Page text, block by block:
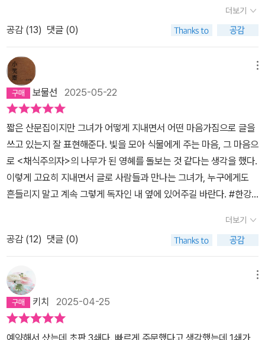
을 가늠하며 거울을 조정해주고 나중엔 햇빛을 더 주기 위해 거울을
계속 들인다^^ '햇빛이 드는 정원은...... 너무 아름다워서 가슴이 무
지근할 때도 있다.'(108쪽, 4월 1일의 일기 중에서)왜 안 그렇겠어요.
요즘 책 읽기보다 정원과 텃밭에서 보내는 시간이 더 많아진 나도 일
교차가 크고 바람이 잦아진 요즘 날씨 때문에 정원을 바라보기 좋은
현관 데크에 나가지 못해 아주 몸이 달아있다. 가만히 앉아 바라만 봐
도 정말 가슴이 꽉 차오르는 느낌을 받을 때가 한 두 번이 아니다. 데
크에 앉아 있으면 아무 것도 하고 싶지 않고 그저 바라만 보고 있어도
시간이 훌쩍 지나간다. 심지어 혼자 있는 시간엔 식사도 거기서 할 정
도다. 처음 이 집으로 이사 오고 만 3 년 동안 시행착오를 겪으며 숱하
게 심었던 나무와 꽃과 식물들이 지난 겨울 눈 속에서 모두 살아남아
세력을 확장하고 있다. 최소한으로만 심었는데도 3 년이 넘은 지금
확장세가 무서울 정도인 화초들도 있다. 그런데 한 강 작가의 글에서
이런 일상을 접하게 되었고 거기다 음지에서도 잘 자라는 호스타, 맥
던 잎이 우수수 떨어져가는 모습을 바라보는 건 힘에 겹다. 식물이라
도 안타깝다. 제발 살아줘! 간절히 바라게 된다. 하지만 다음 해, 무슨
일이 있었냐는 듯이 다시 잎을 피워내고 꽃송이를 달아준다. 청단풍
과 라일락도 제법 키가 자랐다. 벌레에 더위에 고생하던 나무들이 해
은 밝음뿐만이 아니라 따스함까지 지니게 되니, 그때서야 비로소 봄
이 오게 될 것이다.우리 마음에 빛을, 또 우리 마음을 빛으로 다른 사
람의 마음으로, 그리고 그 마음들을 실로 연결해서 따스한 우리 사회
가 되도록...책장을 덮은 순간 아쉬움, 아니 다시 읽어야겠다는 마
음. 책의 마지막 글 제목이 '더 살아낸 뒤'인데, 한강 작가는 글쓰기로
'인생을 꽉 껴안아보았'고, '아주 깊게, 진하게 / 사람들을 만났'다고
'충분히 살아냈'(166쪽)다고 하는데...그렇다면 나는 글쓰기가 아닌
글읽기로 더 살아낸 뒤 한강 작가와 같은 말을 할 수 있도록 해야겠다
는 다짐을 하고.마음에 빛이 들어오는 듯한 느낌, 실로 누군가와 또는
무엇인가와 연결되는 듯한 느낌, 그런 느낌을 주는 책. 글들.
책이 15,000원이다. 페이지수를 세는 정도가 아니라 글자의 갯수를
세어야겠다. 문지, 너무하지 않습니까. 5. 그럼에도 불구하고. 한강
진 축복’이라는 찬사는 2001년 김훈의 『칼의 노래』에 동인문학상을
수여하며 동인문학상 심사위원들(박완서, 유종호, 이청준, 김주영, 김
화영, 이문열, 정과리)이 한 찬사인데, 슬쩍 빌려다 써 본다. ‘한국문장
에 벼락같이 쏟아진 축복’이라고. 이렇게 섬세하고 아름다운 한국어
문장이라니. 6. 노벨문학상 수상 강연문의 한 구절 “인간의 참혹과
존엄 사이에서, 두 벼랑 사이를 잇는 불가능한 허공의 길을 건너려면
죽은 자들의 도움이 필요했다.”(p.20)라는 구절을 읽었다. 한강은 그
죽은 자들에게 “내 몸의 감각과 감정과 생명을 빌려드리는 것”으로
그들의 언어를 기록한다. 이미 너무나 유명해져 버린 한강의 경구 역
가 현재를 돕고 있다고, 죽은 자들이 산 자를 구하고 있다고 느낀 순간
들이 있었다”(p.19) 7. 아마도 『작별하지 않는다』를 출간한 뒤에, 작
가가 쓴 일기에 가까운 글 「출간 후에」첫 장은 한강이 이 소설을 얼마
나 힘들게 썼는지에 대한 기록이다. 누가 시켜서 하는 거라면 이렇게
못하지 싶게. 그 모든 고통과 인내 속에서도 작가는 쓰고 싶었기에 썼
을 것이고, 써야만 했었기에 썼을 것이다. 그리고 이 구절, 더 이상
작가와 함께 짙은 질문들을 주워 담고 깊게 호흡하면서 변화되고 성
장하게 한다. 책이 그러하다. 누군가의 사소한 일상을 기록한 글에서
지나치듯 흘려보내지 못하고 글쓴이가 경험한 일상을 통해 함께 사유
의 장으로 초대된다. 경계가 없는 공간으로 초대되고 그 공간에서 경
험한 기록들을 두 손으로 조심스럽게 모아서 흘려보내지 않으려고 애
쓰면서 긴 시간을 공들여 읽은 책이며 글이다.어린 소녀가 기록한 사
랑에 대한 질문과 답을 쉽사리 지나치지 못한 시가 등장한다. 시인의
어린 시절의 시와 진정성이 너무나도 청명해서 좋았다. 사랑이 무엇
인지 질문하지 않는 사람들도 많은 시대이다. 더 플랫폼 2를 보고 글
을 기록하면서 어린 시인이 정의한 사랑이 그 영화에 존재하였는지,
어디에서 찾을 수 있었는지 접목한 시간으로 연결된다. ​사랑하지 않
는 사람들은 사랑하지 않는 존재라는 것조차도 인정하지 않는다. 난
폭함과 포악함에 경악하면서 본 영화는 한강 작가가 집필한 『소년이
온다』, 『작별하지 않는다』, 『채식주의자』에서도 다르지 않는 놀라움
사를 잊어서는 안되는 이유가 더욱 분명해지는 사건이 지금도 진행되
고 있음을 목도하는 시대이다.작가가 집필하고자 어떤 심정인지 경험
하고자 좁고 어두운 곳에 들어가 경험한 것들, 일상 속에서 하염없이
흐르는 눈물과 슬픔의 이유가 소설들을 통해서 경험하게 된다. 작가
더보기
공감 (13) 댓글 (0)
보물선 2025-05-22
짧은 산문집이지만 그녀가 어떻게 지내면서 어떤 마음가짐으로 글을
쓰고 있는지 잘 표현해준다. 빛을 모아 식물에게 주는 마음, 그 마음으
로 <채식주의자>의 나무가 된 영혜를 돌보는 것 같다는 생각을 했다.
이렇게 고요히 지내면서 글로 사람들과 만나는 그녀가, 누구에게도
흔들리지 말고 계속 그렇게 독자인 내 옆에 있어주길 바란다. #한강#
더보기
공감 (12) 댓글 (0)
키치 2025-04-25
예약해서 샀는데 초판 3쇄다. 빠르게 주문했다고 생각했는데 1쇄가